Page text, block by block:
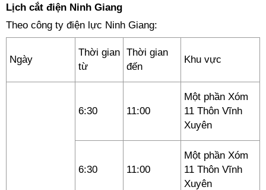
Lịch cắt điện Ninh Giang
Theo công ty điện lực Ninh Giang:
Ngày
Thời gian
từ
Thời gian
đến
Khu vực
6:30 11:00
Một phần Xóm
11 Thôn Vĩnh
Xuyên
6:30 11:00
Một phần Xóm
11 Thôn Vĩnh
Xuyên